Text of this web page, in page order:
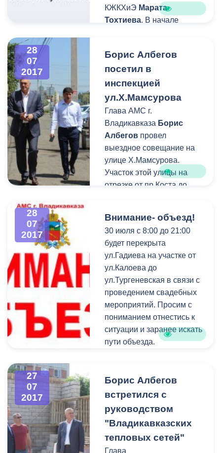
КЖКХиЭ Марата
Тохтиева. В начале
были награждены
руководители нескольких
домоуправлений.
28
07
2017
Борис Албегов
посетил в
инспекцией
ул.Х.Мамсурова
Глава АМС г.
Владикавказа Борис
Албегов провел
выездное совещание на
улице Х.Мамсурова.
Участок этой улицы на
отрезке от пр.Коста до
места общественного
питания и цветочные
лавки расположены здесь
уже много лет.
28
07
2017
Внимание- объезд!
30 июля с 8:00 до 21:00
будет перекрыта
ул.Гадиева на участке от
ул.Калоева до
ул.Тургеневская в связи с
проведением свадебных
мероприятий. Просим с
пониманием отнестись к
ситуации и заранее искать
пути объезда.
27
07
2017
Борис Албегов
встретился с
руководством
"Владикавказских
тепловых сетей"
Глава